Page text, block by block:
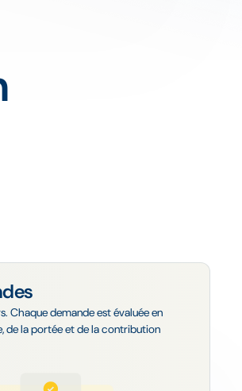
Chaque demande est évaluée en
de la portée et de la contribution